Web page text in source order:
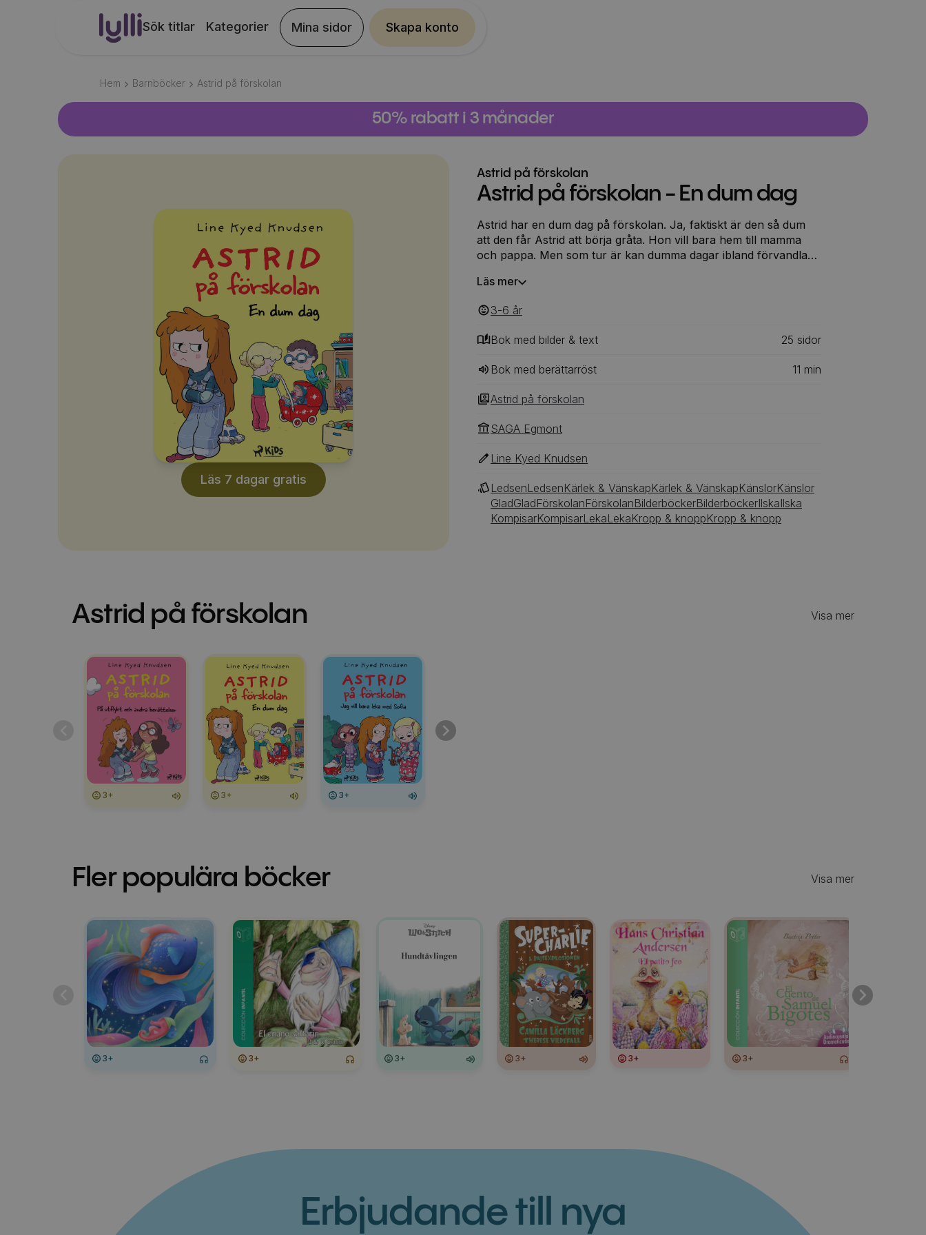
Sök titlar Kategorier Mina sidor Skapa konto
Hem Barnböcker Astrid på förskolan
50% rabatt i 3 månader
Läs 7 dagar gratis
Astrid på förskolan
Astrid på förskolan - En dum dag
Astrid har en dum dag på förskolan. Ja, faktiskt är den så dum
att den får Astrid att börja gråta. Hon vill bara hem till mamma
och pappa. Men som tur är kan dumma dagar ibland förvandlas
Läs mer
3-6 ‎‎ år
Bok med bilder & text 25 ‎‎ sidor
Bok med berättarröst 11 min
Astrid på förskolan
SAGA Egmont
Line Kyed Knudsen
LedsenLedsenKärlek & VänskapKärlek & VänskapKänslorKänslor
GladGladFörskolanFörskolanBilderböckerBilderböckerIlskaIlska
KompisarKompisarLekaLekaKropp & knoppKropp & knopp
Astrid på förskolan Visa mer
3+ 3+ 3+
Fler populära böcker Visa mer
3+ 3+ 3+ 3+ 3+ 3+
Erbjudande till nya